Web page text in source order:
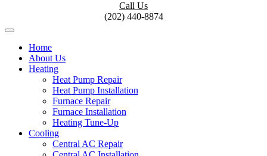
Call Us
(202) 440-8874
Home
About Us
Heating
Heat Pump Repair
Heat Pump Installation
Furnace Repair
Furnace Installation
Heating Tune-Up
Cooling
Central AC Repair